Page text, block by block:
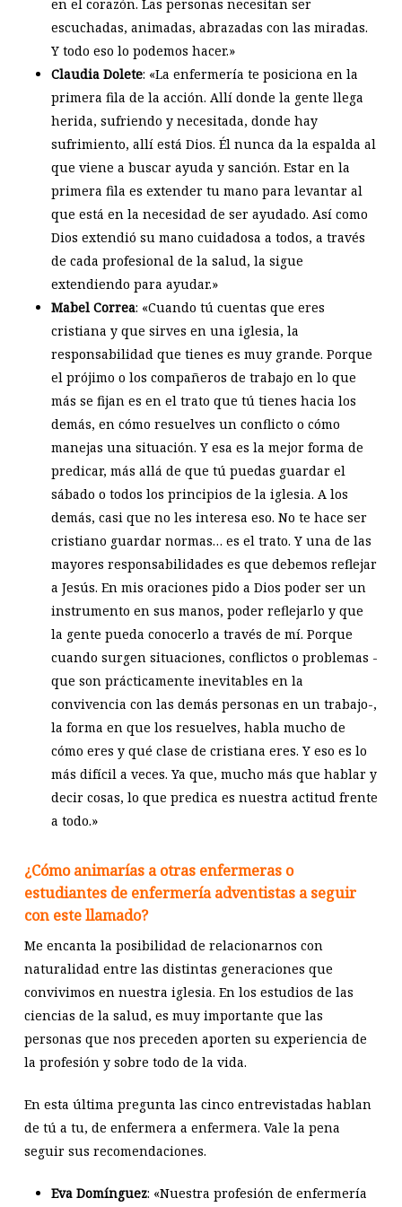
en el corazón. Las personas necesitan ser
escuchadas, animadas, abrazadas con las miradas.
Y todo eso lo podemos hacer.»
Claudia Dolete: «La enfermería te posiciona en la
primera fila de la acción. Allí donde la gente llega
herida, sufriendo y necesitada, donde hay
sufrimiento, allí está Dios. Él nunca da la espalda al
que viene a buscar ayuda y sanción. Estar en la
primera fila es extender tu mano para levantar al
que está en la necesidad de ser ayudado. Así como
Dios extendió su mano cuidadosa a todos, a través
de cada profesional de la salud, la sigue
extendiendo para ayudar.»
Mabel Correa: «Cuando tú cuentas que eres
cristiana y que sirves en una iglesia, la
responsabilidad que tienes es muy grande. Porque
el prójimo o los compañeros de trabajo en lo que
más se fijan es en el trato que tú tienes hacia los
demás, en cómo resuelves un conflicto o cómo
manejas una situación. Y esa es la mejor forma de
predicar, más allá de que tú puedas guardar el
sábado o todos los principios de la iglesia. A los
demás, casi que no les interesa eso. No te hace ser
cristiano guardar normas… es el trato. Y una de las
mayores responsabilidades es que debemos reflejar
a Jesús. En mis oraciones pido a Dios poder ser un
instrumento en sus manos, poder reflejarlo y que
la gente pueda conocerlo a través de mí. Porque
cuando surgen situaciones, conflictos o problemas -
que son prácticamente inevitables en la
convivencia con las demás personas en un trabajo-,
la forma en que los resuelves, habla mucho de
cómo eres y qué clase de cristiana eres. Y eso es lo
más difícil a veces. Ya que, mucho más que hablar y
decir cosas, lo que predica es nuestra actitud frente
a todo.»
¿Cómo animarías a otras enfermeras o
estudiantes de enfermería adventistas a seguir
con este llamado?
Me encanta la posibilidad de relacionarnos con
naturalidad entre las distintas generaciones que
convivimos en nuestra iglesia. En los estudios de las
ciencias de la salud, es muy importante que las
personas que nos preceden aporten su experiencia de
la profesión y sobre todo de la vida.
En esta última pregunta las cinco entrevistadas hablan
de tú a tu, de enfermera a enfermera. Vale la pena
seguir sus recomendaciones.
Eva Domínguez: «Nuestra profesión de enfermería